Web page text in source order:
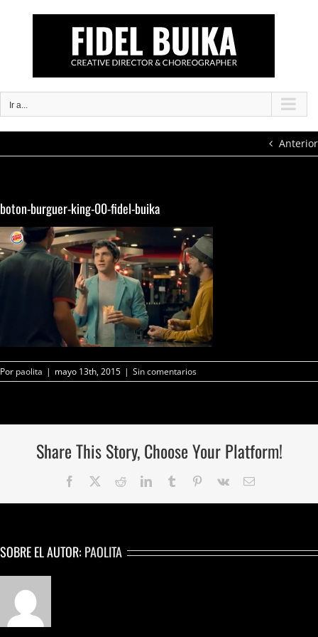
Ir a...
Anterior
boton-burguer-king-00-fidel-buika
Por paolita | mayo 13th, 2015 | Sin comentarios
Share This Story, Choose Your Platform!
Facebook
TwitterRedditLinkedInTumblr Pinterest
Vk
Correo
SOBRE EL AUTOR: PAOLITA